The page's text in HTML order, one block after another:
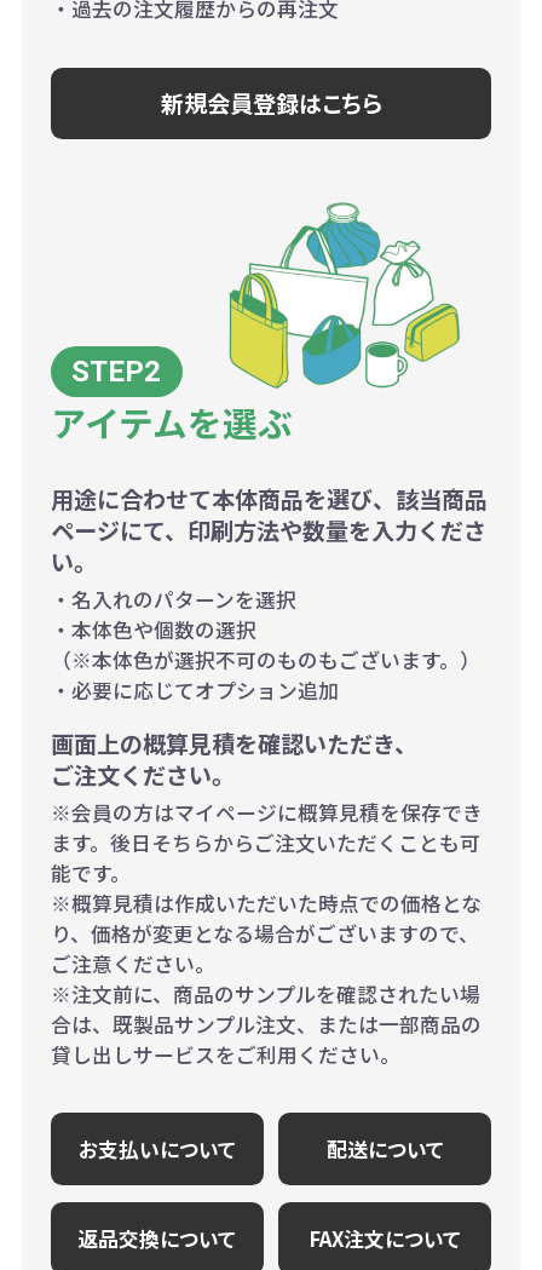
・過去の注文履歴からの再注文
新規会員登録はこちら
アイテムを選ぶ
用途に合わせて本体商品を選び、該当商品
ページにて、印刷方法や数量を入力くださ
い。
・名入れのパターンを選択
・本体色や個数の選択
（※本体色が選択不可のものもございます。）
・必要に応じてオプション追加
画面上の概算見積を確認いただき、
ご注文ください。
※会員の方はマイページに概算見積を保存でき
ます。後日そちらからご注文いただくことも可
能です。
※概算見積は作成いただいた時点での価格とな
り、価格が変更となる場合がございますので、
ご注意ください。
※注文前に、商品のサンプルを確認されたい場
合は、既製品サンプル注文、または一部商品の
貸し出しサービスをご利用ください。
お支払いについて 配送について
返品交換について FAX注文について